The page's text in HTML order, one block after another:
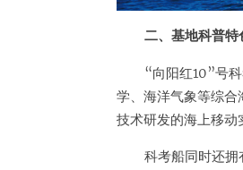
二、基地科普
“向阳红10”号
学、海洋气象等综
技术研发的海上移动
科考船同时还